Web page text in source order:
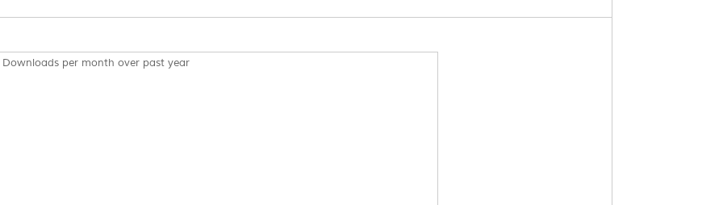
Downloads per month over past year